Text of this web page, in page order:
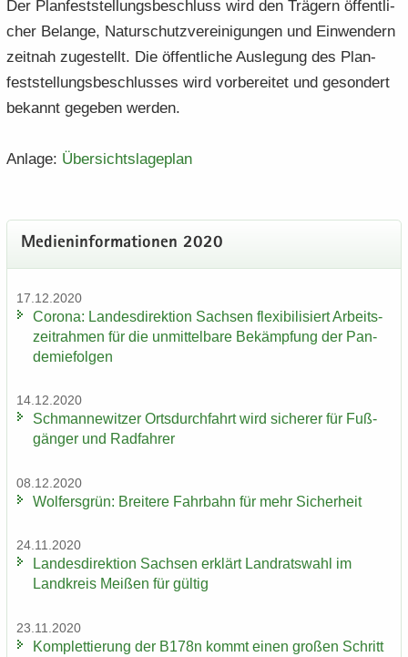
Der Plan­fest­stel­lungs­be­schluss wird den Trä­gern öf­fent­li­
cher Be­lan­ge, Na­tur­schutz­ver­ei­ni­gun­gen und Ein­wen­dern
zeit­nah zu­ge­stellt. Die öf­fent­li­che Aus­le­gung des Plan­
fest­stel­lungs­be­schlus­ses wird vor­be­rei­tet und ge­son­dert
be­kannt ge­ge­ben wer­den.
An­la­ge: Über­sichts­la­ge­plan
Me­di­en­in­for­ma­tio­nen 2020
17.12.2020
Co­ro­na: Lan­des­di­rek­ti­on Sach­sen fle­xi­bi­li­siert Ar­beits­
zeit­rah­men für die un­mit­tel­ba­re Be­kämp­fung der Pan­
de­mie­fol­gen
14.12.2020
Sch­man­ne­wit­zer Orts­durch­fahrt wird si­che­rer für Fuß­
gän­ger und Rad­fah­rer
08.12.2020
Wol­fers­grün: Brei­te­re Fahr­bahn für mehr Si­cher­heit
24.11.2020
Lan­des­di­rek­ti­on Sach­sen er­klärt Land­rats­wahl im
Land­kreis Mei­ßen für gül­tig
23.11.2020
Kom­plet­tie­rung der B178n kommt einen gro­ßen Schritt